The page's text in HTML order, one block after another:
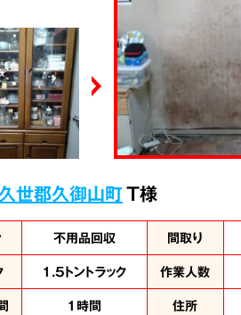
世郡久御山町T様
不用品回収 間取り
1.5トントラック 作業人数
1時間 住所